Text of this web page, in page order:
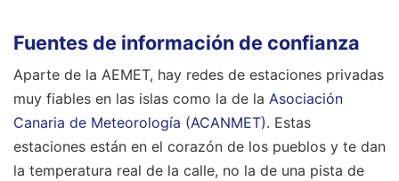
Fuentes de información de confianza
Aparte de la AEMET, hay redes de estaciones privadas
muy fiables en las islas como la de la Asociación
Canaria de Meteorología (ACANMET). Estas
estaciones están en el corazón de los pueblos y te dan
la temperatura real de la calle, no la de una pista de